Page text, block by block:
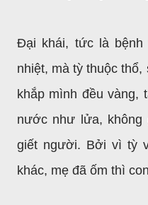
Đại khái, tức là bệnh
nhiệt, mà tỳ thuộc
khắp mình đều vàng,
nước như lửa, không
giết người. Bởi vì tỳ
khác, mẹ đã ốm thì